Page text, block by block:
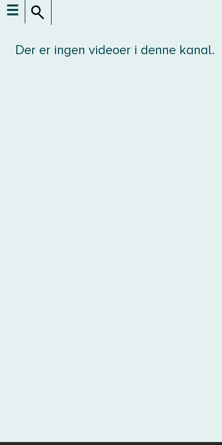
☰
Der er ingen videoer i denne kanal.